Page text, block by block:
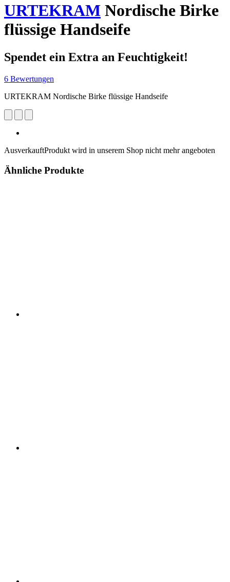
URTEKRAM Nordische Birke
flüssige Handseife
Spendet ein Extra an Feuchtigkeit!
6 Bewertungen
URTEKRAM Nordische Birke flüssige Handseife
AusverkauftProdukt wird in unserem Shop nicht mehr angeboten
Ähnliche Produkte